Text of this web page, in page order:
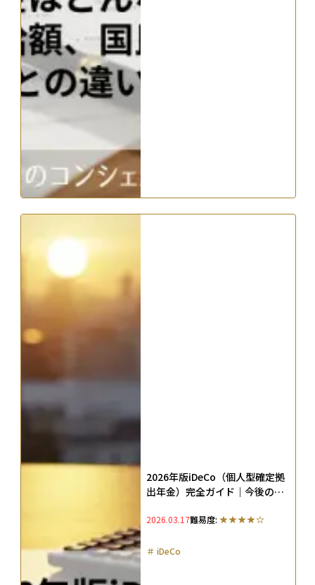
2026年版iDeCo（個人型確定拠
出年金）完全ガイド｜今後の改
を解説
2026.03.17難易度:
＃ iDeCo